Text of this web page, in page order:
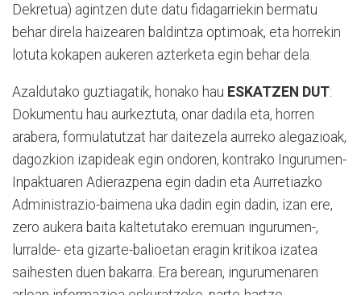
Dekretua) agintzen dute datu fidagarriekin bermatu
behar direla haizearen baldintza optimoak, eta horrekin
lotuta kokapen aukeren azterketa egin behar dela.
Azaldutako guztiagatik, honako hau ESKATZEN DUT:
Dokumentu hau aurkeztuta, onar dadila eta, horren
arabera, formulatutzat har daitezela aurreko alegazioak,
dagozkion izapideak egin ondoren, kontrako Ingurumen-
Inpaktuaren Adierazpena egin dadin eta Aurretiazko
Administrazio-baimena uka dadin egin dadin, izan ere,
zero aukera baita kaltetutako eremuan ingurumen-,
lurralde- eta gizarte-balioetan eragin kritikoa izatea
saihesten duen bakarra. Era berean, ingurumenaren